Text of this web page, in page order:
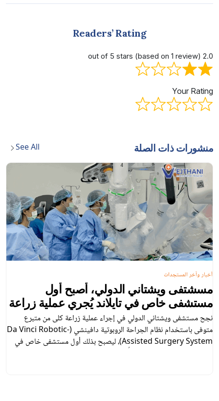
Readers’ Rating
2.0 out of 5 stars (based on 1 review)
Your Rating
منشورات ذات الصلة See All
مسشتفى ويشتاني الدولي، أصبح أول
مستشفى خاص في تايلاند يُجري عملية زراعة
كلى من متبرع متوفى، بمساعدة الروبوت
نجح مستشفى ويشتاني الدولي في إجراء عملية زراعة كلى من متبرع
متوفى باستخدام نظام الجراحة الروبوتية دافينشي (Da Vinci Robotic-
Assisted Surgery System)، ليصبح بذلك أول مستشفى خاص في
أخبار وآخر المستجدات